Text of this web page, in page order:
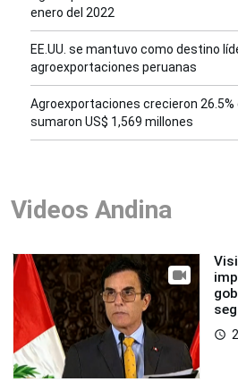
enero del 2022
EE.UU. se mantuvo como destino
agroexportaciones peruanas
Agroexportaciones crecieron
sumaron US$ 1,569 millones
Videos Andina
access_time